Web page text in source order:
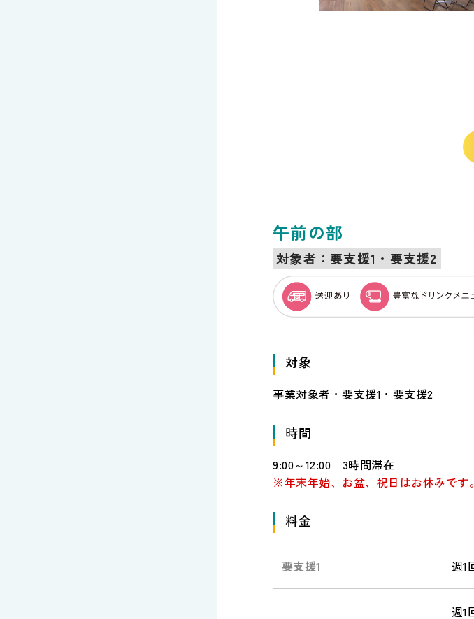
午前の部
対象者：要支援1・要支援2
対象
事業対象者・要支援1・要支援2
時間
9:00～12:00 3時間滞在
※年末年始、お盆、祝日はお休みです。
料金
要支援1 週1
週1